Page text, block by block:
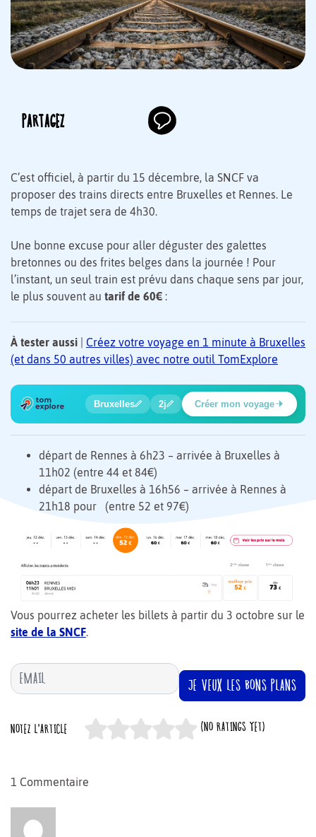
PARTAGEZ
C’est officiel, à partir du 15 décembre, la SNCF va
proposer des trains directs entre Bruxelles et Rennes. Le
temps de trajet sera de 4h30.
Une bonne excuse pour aller déguster des galettes
bretonnes ou des frites belges dans la journée ! Pour
l’instant, un seul train est prévu dans chaque sens par jour,
le plus souvent au tarif de 60€ :
À tester aussi
Créez votre voyage en 1 minute à Bruxelles
(et dans 50 autres villes) avec notre outil TomExplore
🔍
🔍
🔍
🔍
Parc de Bruxelles
Bruxelles 2j Créer mon voyage
départ de Rennes à 6h23 – arrivée à Bruxelles à
11h02 (entre 44 et 84€)
départ de Bruxelles à 16h56 – arrivée à Rennes à
21h18 pour (entre 52 et 97€)
Vous pourrez acheter les billets à partir du 3 octobre sur le
site de la SNCF.
JE VEUX LES BONS PLANS
NOTEZ L'ARTICLE (NO RATINGS YET)
1 Commentaire